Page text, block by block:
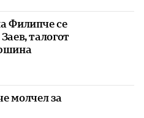
Филипче се
талогот
молчел за